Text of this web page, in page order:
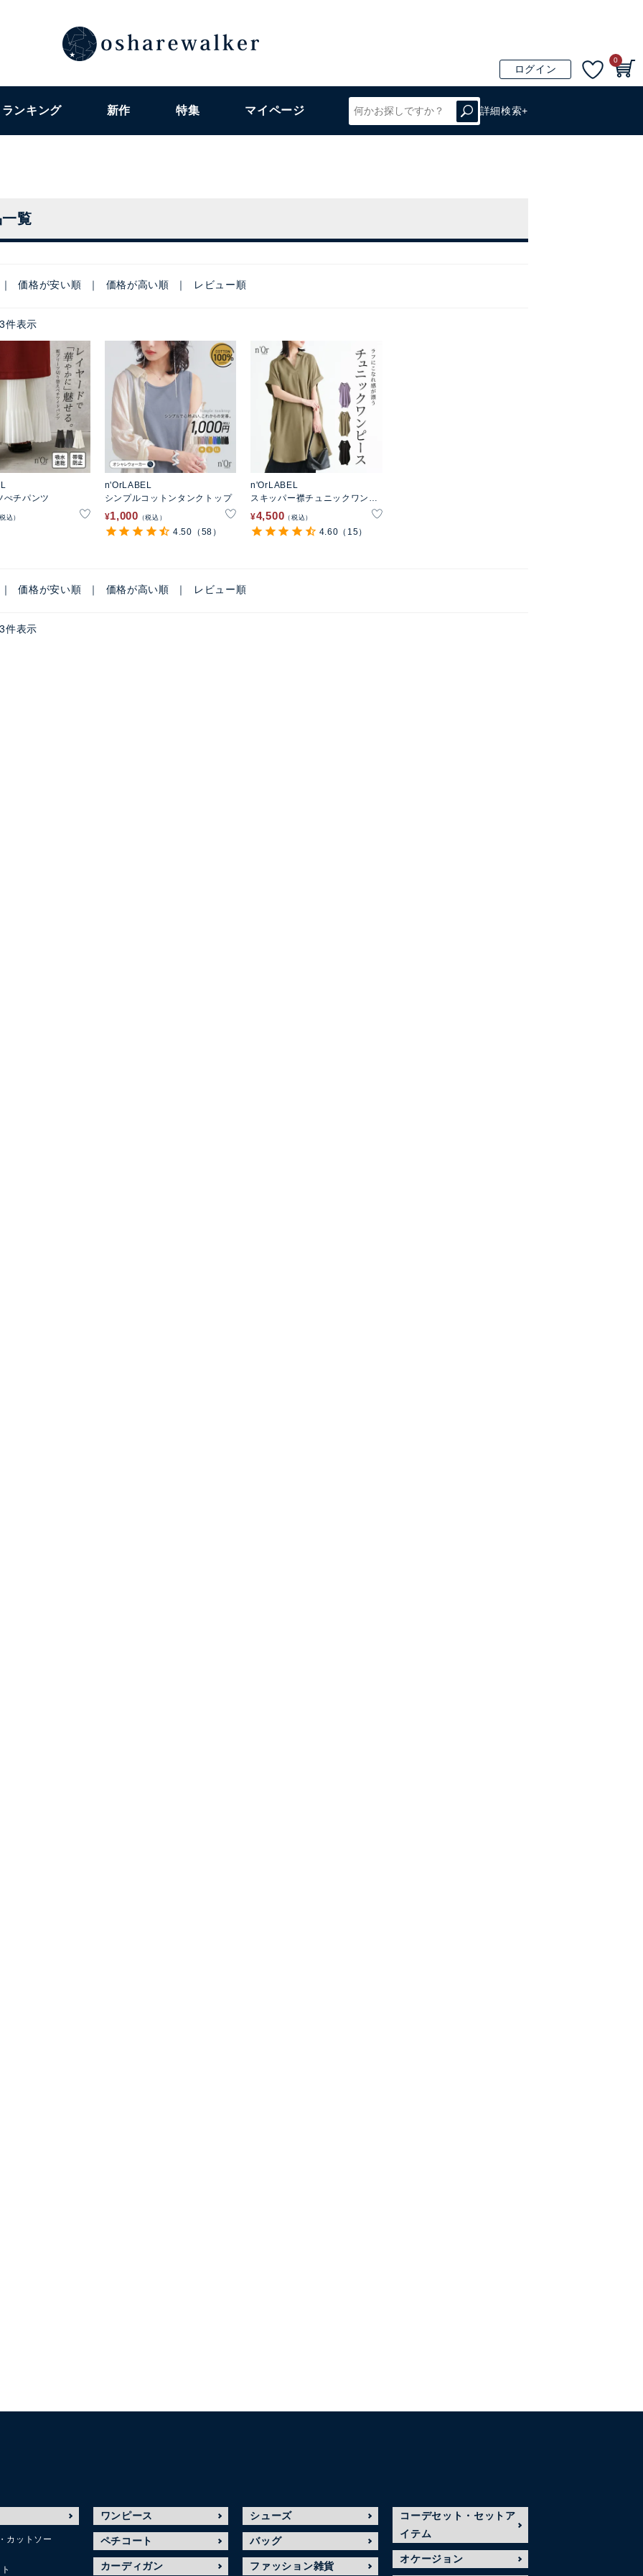
ログイン
0
ランキング 新作 特集 マイページ 詳細検索+
覧
価格が安い順 価格が高い順 レビュー順
3件表示
ぺチパンツ
込
n'OrLABEL
シンプルコットンタンクトップ
¥1,000 税込
4.50 （58）
n'OrLABEL
スキッパー襟チュニックワンピ
ース
¥4,500 税込
4.60 （15）
価格が安い順 価格が高い順 レビュー順
3件表示
カットソー
ワンピース
ペチコート
カーディガン
シューズ
バッグ
ファッション雑貨
コーデセット・セットア
イテム
オケージョン